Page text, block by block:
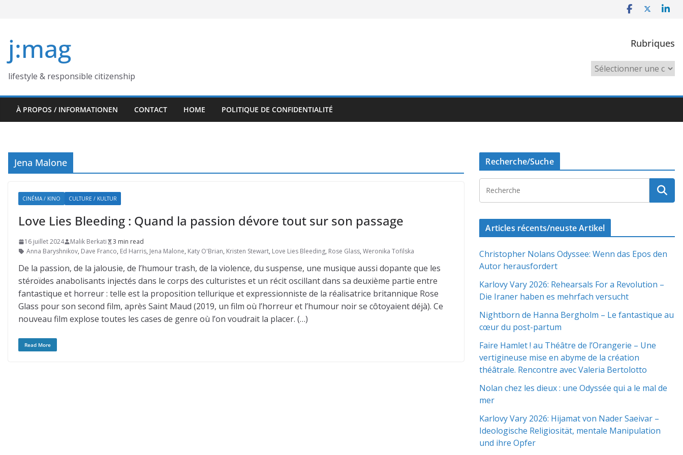
j:mag
lifestyle & responsible citizenship
Rubriques
Rubriques
À PROPOS / INFORMATIONEN CONTACT HOME POLITIQUE DE CONFIDENTIALITÉ
Jena Malone
CINÉMA / KINO CULTURE / KULTUR
Love Lies Bleeding : Quand la passion dévore tout sur son passage
16 juillet 2024 Malik Berkati
3 min read
Anna Baryshnikov, Dave Franco, Ed Harris, Jena Malone, Katy O'Brian, Kristen Stewart, Love Lies Bleeding, Rose Glass, Weronika Tofilska
De la passion, de la jalousie, de l’humour trash, de la violence, du suspense, une musique aussi dopante que les
stéroïdes anabolisants injectés dans le corps des culturistes et un récit oscillant dans sa deuxième partie entre
fantastique et horreur : telle est la proposition tellurique et expressionniste de la réalisatrice britannique Rose
Glass pour son second film, après Saint Maud (2019, un film où l’horreur et l’humour noir se côtoyaient déjà). Ce
nouveau film explose toutes les cases de genre où l’on voudrait la placer. (…)
Read More
Recherche/Suche
Articles récents/neuste Artikel
Christopher Nolans Odyssee: Wenn das Epos den
Autor herausfordert
Karlovy Vary 2026: Rehearsals For a Revolution –
Die Iraner haben es mehrfach versucht
Nightborn de Hanna Bergholm – Le fantastique au
cœur du post-partum
Faire Hamlet ! au Théâtre de l’Orangerie – Une
vertigineuse mise en abyme de la création
théâtrale. Rencontre avec Valeria Bertolotto
Nolan chez les dieux : une Odyssée qui a le mal de
mer
Karlovy Vary 2026: Hijamat von Nader Saeivar​​ –
Ideologische Religiosität, mentale Manipulation
und ihre Opfer